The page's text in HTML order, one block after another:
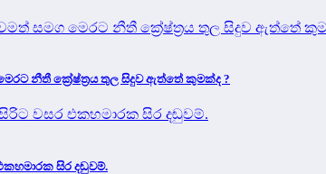
නීතී ක්‍රේෂ්ත්‍රය තුල සිදුව ඇත්තේ කුමක්ද ?
සිර දඬුවම්.